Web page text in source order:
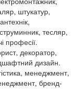
штукатур,
тесляр,
професії.
декоратор,
дизайн.
менеджмент,
бренд-